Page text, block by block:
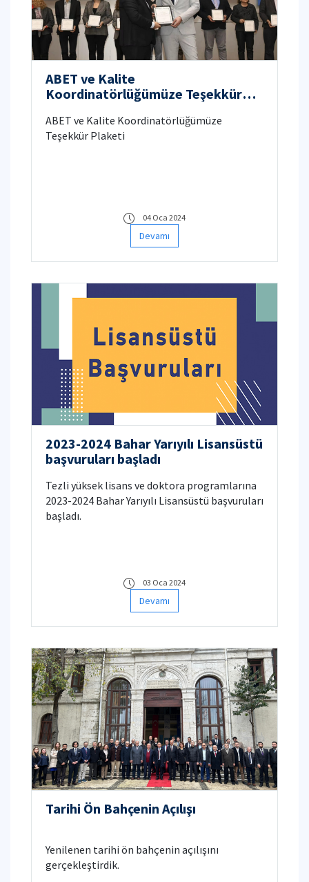
ABET ve Kalite
Koordinatörlüğümüze Teşekkür
ABET ve Kalite Koordinatörlüğümüze
Teşekkür Plaketi
04 Oca 2024
Devamı
2023-2024 Bahar Yarıyılı Lisansüstü
başvuruları başladı
Tezli yüksek lisans ve doktora programlarına
2023-2024 Bahar Yarıyılı Lisansüstü başvuruları
başladı.
03 Oca 2024
Devamı
Tarihi Ön Bahçenin Açılışı
Yenilenen tarihi ön bahçenin açılışını
gerçekleştirdik.